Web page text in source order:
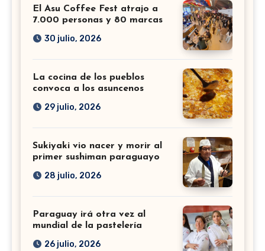
El Asu Coffee Fest atrajo a
7.000 personas y 80 marcas
30 julio, 2026
La cocina de los pueblos
convoca a los asuncenos
29 julio, 2026
Sukiyaki vio nacer y morir al
primer sushiman paraguayo
28 julio, 2026
Paraguay irá otra vez al
mundial de la pastelería
26 julio, 2026